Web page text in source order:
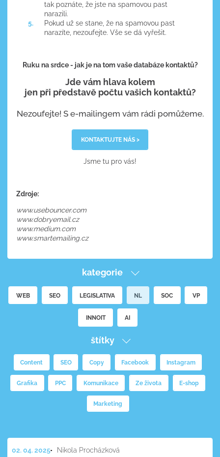
tak poznáte, že jste na spamovou past
narazili.
Pokud už se stane, že na spamovou past
narazíte, nezoufejte. Vše se dá vyřešit.
Ruku na srdce - jak je na tom vaše databáze kontaktů?
Jde vám hlava kolem
jen při představě počtu vašich kontaktů?
Nezoufejte! S e-mailingem vám rádi pomůžeme.
KONTAKTUJTE NÁS >
Jsme tu pro vás!
Zdroje:
www.usebouncer.com
www.dobryemail.cz
www.medium.com
www.smartemailing.cz
02. 04. 2025 Nikola Procházková
kategorie
WEB SEO LEGISLATIVA NL SOC VP
INNOIT AI
štítky
Content SEO Copy Facebook Instagram
Grafika PPC Komunikace Ze života E-shop
Marketing